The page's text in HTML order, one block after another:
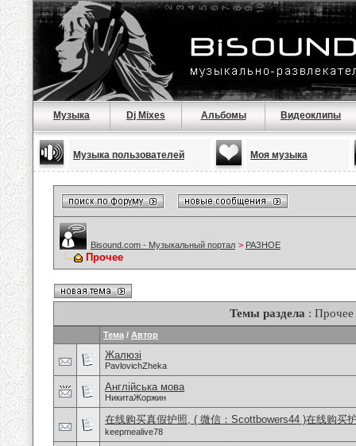
Музыка Dj Mixes Альбомы Видеоклипы
Музыка пользователей Моя музыка
Bisound.com - Музыкальный портал > РАЗНОЕ
Прочее
Темы раздела : Прочее
Тема / Автор
Жалюзі
PavlovichZheka
Англійська мова
НикитаЖоржин
在线购买真假护照, ( 微信：Scottbowers44 )在线购买
keepmealive78